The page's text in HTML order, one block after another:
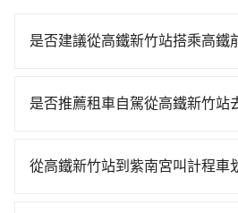
是否建議從高鐵新竹站搭乘高鐵
省時、較貴，且難叫計程車前往
車接送。假設從高鐵新竹站 (新竹
是否推薦租車自駕從高鐵新竹站
時不需要閉目養神（因為要自己
從高鐵新竹站到紫南宮叫計程車